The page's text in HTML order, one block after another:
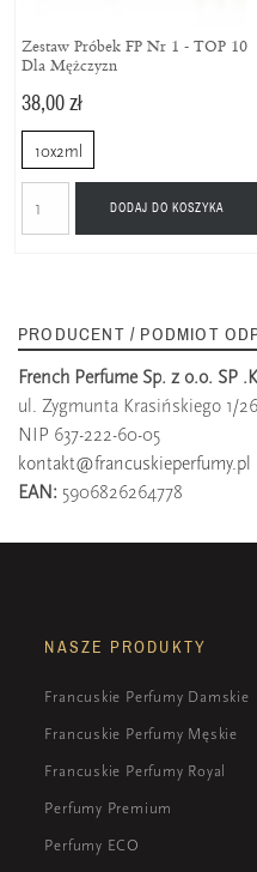
Zestaw Próbek FP Nr 1 - TOP 10
Dla Mężczyzn
38,00 zł
10x2ml
DODAJ DO KOSZYKA
PRODUCENT / PODMIOT
French Perfume Sp. z o.o. SP
ul. Zygmunta Krasińskiego 1/
NIP 637-222-60-05
kontakt@francuskieperfumy.pl
EAN: 5906826264778
NASZE PRODUKTY
Francuskie Perfumy Damskie
Francuskie Perfumy Męskie
Francuskie Perfumy Royal
Perfumy Premium
Perfumy ECO